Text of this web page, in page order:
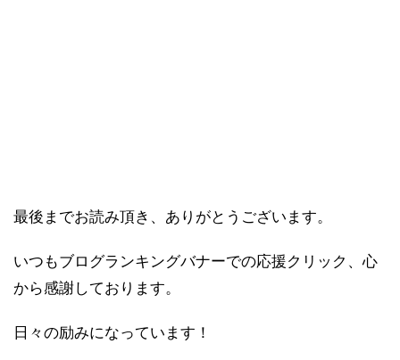
最後までお読み頂き、ありがとうございます。
いつもブログランキングバナーでの応援クリック、心
から感謝しております。
日々の励みになっています！